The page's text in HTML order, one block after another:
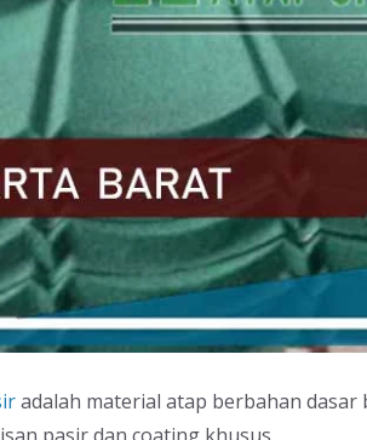
adalah material atap berbahan